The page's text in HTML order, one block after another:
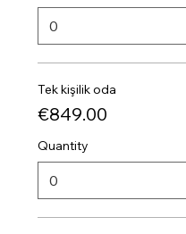
Tek kişilik oda
€849.00
Quantity